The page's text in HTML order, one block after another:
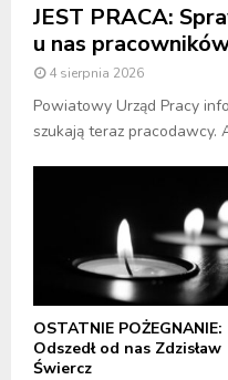
JEST PRACA:
u nas
4 sierpnia 2026
Powiatowy Urząd Pracy
szukają teraz pracodawcy.
OSTATNIE POŻEGNANIE:
Odszedł od nas Zdzisław
Świercz